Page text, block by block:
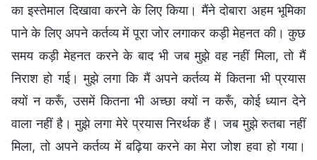
का इस्तेमाल दिखावा करने के लिए किया। मैंने दोबारा अहम भूमिका
पाने के लिए अपने कर्तव्य में पूरा जोर लगाकर कड़ी मेहनत की। कुछ
समय कड़ी मेहनत करने के बाद भी जब मुझे वह नहीं मिला, तो मैं
निराश हो गई। मुझे लगा कि मैं अपने कर्तव्य में कितना भी प्रयास
क्यों न करूँ, उसमें कितना भी अच्छा क्यों न करूँ, कोई ध्यान देने
वाला नहीं है। मुझे लगा मेरे प्रयास निरर्थक हैं। जब मुझे रुतबा नहीं
मिला, तो अपने कर्तव्य में बढ़िया करने का मेरा जोश हवा हो गया।